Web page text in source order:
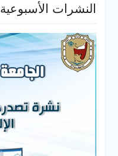
النشرات الأسبوعية